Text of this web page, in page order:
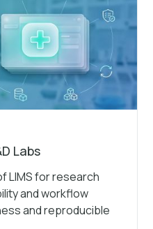
Labs
LIMS for research
and workflow
and reproducible